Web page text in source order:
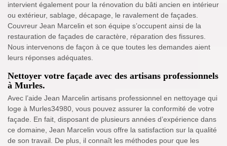
intervient également pour la rénovation du bâti ancien en intérieur
ou extérieur, sablage, décapage, le ravalement de façades.
Couvreur Jean Marcelin et son équipe s’occupent ainsi de la
restauration de façades de caractère, réparation des fissures.
Nous intervenons de façon à ce que toutes les demandes aient
leurs réponses adéquates.
Nettoyer votre façade avec des artisans professionnels
à Murles.
Avec l’aide Jean Marcelin artisans professionnel en nettoyage qui
loge à Murles34980, vous pouvez assurer la conformité de votre
façade. En fait, disposant de plusieurs années d’expérience dans
ce domaine, Jean Marcelin vous offre la satisfaction sur la qualité
de son travail. De plus, il connaît les méthodes pour que les